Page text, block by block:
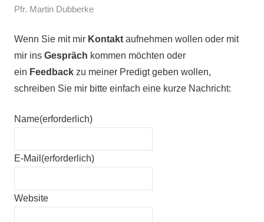
Pfr. Martin Dubberke
Wenn Sie mit mir Kontakt aufnehmen wollen oder mit
mir ins Gespräch kommen möchten oder
ein Feedback zu meiner Predigt geben wollen,
schreiben Sie mir bitte einfach eine kurze Nachricht:
Name(erforderlich)
E-Mail (erforderlich)
Website